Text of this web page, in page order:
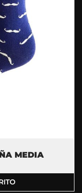
MEDIA